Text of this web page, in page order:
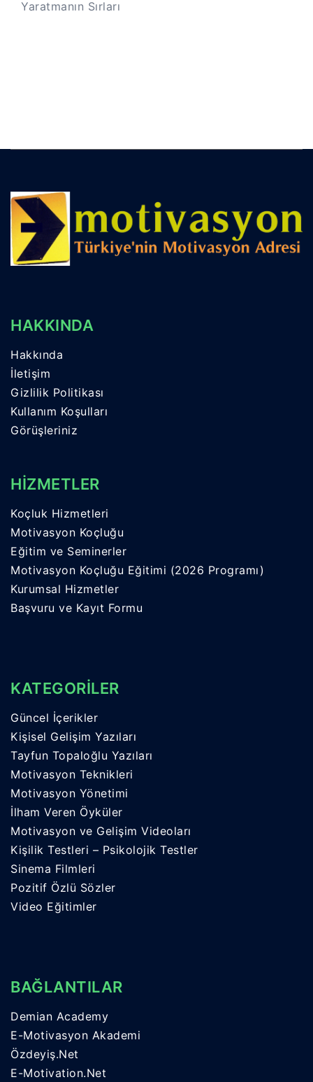
Yaratmanın Sırları
HAKKINDA
Hakkında
İletişim
Gizlilik Politikası
Kullanım Koşulları
Görüşleriniz
HİZMETLER
Koçluk Hizmetleri
Motivasyon Koçluğu
Eğitim ve Seminerler
Motivasyon Koçluğu Eğitimi (2026 Programı)
Kurumsal Hizmetler
Başvuru ve Kayıt Formu
KATEGORİLER
Güncel İçerikler
Kişisel Gelişim Yazıları
Tayfun Topaloğlu Yazıları
Motivasyon Teknikleri
Motivasyon Yönetimi
İlham Veren Öyküler
Motivasyon ve Gelişim Videoları
Kişilik Testleri – Psikolojik Testler
Sinema Filmleri
Pozitif Özlü Sözler
Video Eğitimler
BAĞLANTILAR
Demian Academy
E-Motivasyon Akademi
Özdeyiş.Net
E-Motivation.Net